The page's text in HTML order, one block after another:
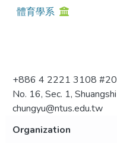
體育學系
+886 4 2221 3108
No. 16, Sec. 1,
chungyu@ntus.edu.tw
Organization